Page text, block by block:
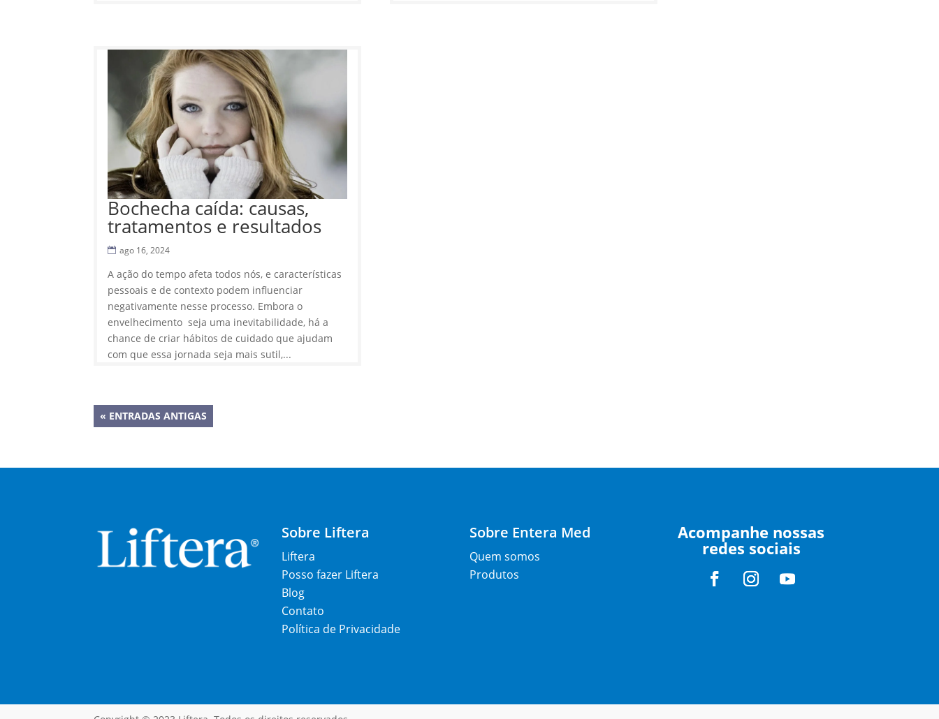
Bochecha caída: causas,
tratamentos e resultados
ago 16, 2024
A ação do tempo afeta todos nós, e características
pessoais e de contexto podem influenciar
negativamente nesse processo. Embora o
envelhecimento seja uma inevitabilidade, há a
chance de criar hábitos de cuidado que ajudam
com que essa jornada seja mais sutil,...
« ENTRADAS ANTIGAS
Sobre Liftera
Liftera
Posso fazer Liftera
Blog
Contato
Política de Privacidade
Sobre Entera Med
Quem somos
Produtos
Acompanhe nossas
redes sociais